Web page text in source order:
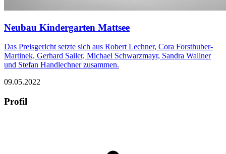
Neubau Kindergarten Mattsee
Das Preisgericht setzte sich aus Robert Lechner, Cora Forsthuber-
Martinek, Gerhard Sailer, Michael Schwarzmayr, Sandra Wallner
und Stefan Handlechner zusammen.
09.05.2022
Profil